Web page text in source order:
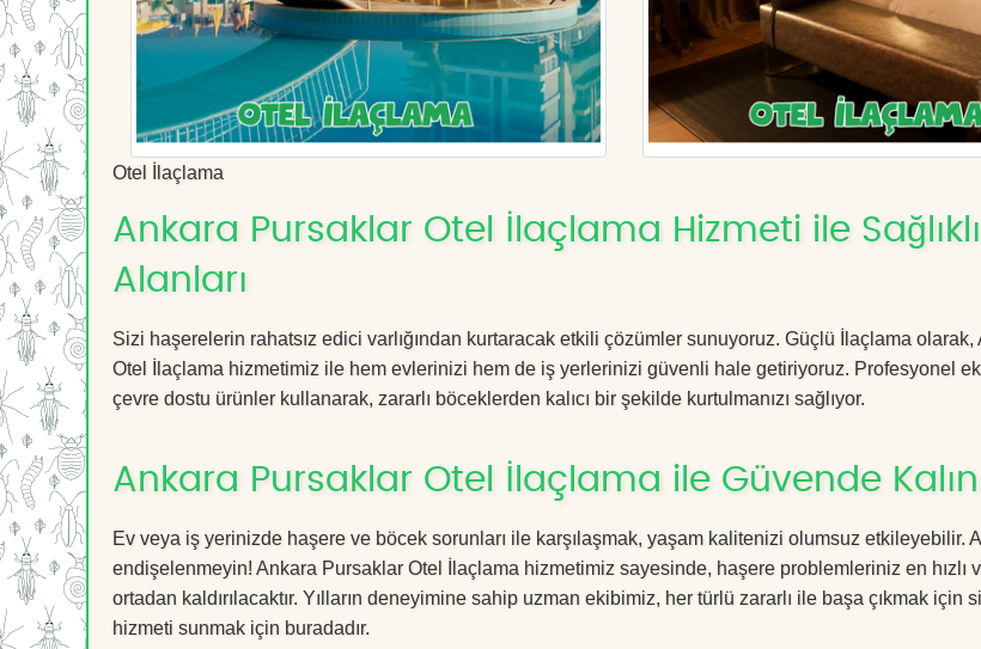
Otel İlaçlama
Ankara Pursaklar Otel İlaçlama Hizmeti ile
Alanları
Sizi haşerelerin rahatsız edici varlığından kurtaracak etkili çözümler sunuyoruz. Güçlü İlaçlama
Otel İlaçlama hizmetimiz ile hem evlerinizi hem de iş yerlerinizi güvenli hale getiriyoruz. Profesyonel
çevre dostu ürünler kullanarak, zararlı böceklerden kalıcı bir şekilde kurtulmanızı sağlıyor.
Ankara Pursaklar Otel İlaçlama ile Güvende Kalın
Ev veya iş yerinizde haşere ve böcek sorunları ile karşılaşmak, yaşam kalitenizi olumsuz etkileyebilir.
endişelenmeyin! Ankara Pursaklar Otel İlaçlama hizmetimiz sayesinde, haşere problemleriniz en hızlı
ortadan kaldırılacaktır. Yılların deneyimine sahip uzman ekibimiz, her türlü zararlı ile başa çıkmak için
hizmeti sunmak için buradadır.